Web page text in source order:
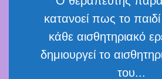
κατανοεί πως το
κάθε αισθητηριακό
δημιουργεί το
του...